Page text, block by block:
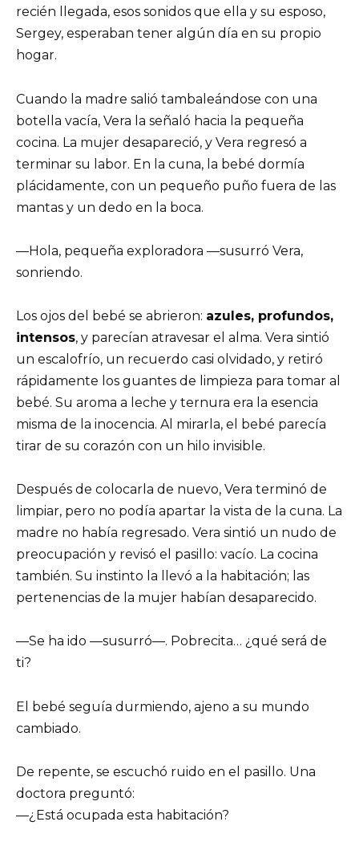
recién llegada, esos sonidos que ella y su esposo,
Sergey, esperaban tener algún día en su propio
hogar.
Cuando la madre salió tambaleándose con una
botella vacía, Vera la señaló hacia la pequeña
cocina. La mujer desapareció, y Vera regresó a
terminar su labor. En la cuna, la bebé dormía
plácidamente, con un pequeño puño fuera de las
mantas y un dedo en la boca.
—Hola, pequeña exploradora —susurró Vera,
sonriendo.
Los ojos del bebé se abrieron: azules, profundos,
intensos, y parecían atravesar el alma. Vera sintió
un escalofrío, un recuerdo casi olvidado, y retiró
rápidamente los guantes de limpieza para tomar al
bebé. Su aroma a leche y ternura era la esencia
misma de la inocencia. Al mirarla, el bebé parecía
tirar de su corazón con un hilo invisible.
Después de colocarla de nuevo, Vera terminó de
limpiar, pero no podía apartar la vista de la cuna. La
madre no había regresado. Vera sintió un nudo de
preocupación y revisó el pasillo: vacío. La cocina
también. Su instinto la llevó a la habitación; las
pertenencias de la mujer habían desaparecido.
—Se ha ido —susurró—. Pobrecita… ¿qué será de
ti?
El bebé seguía durmiendo, ajeno a su mundo
cambiado.
De repente, se escuchó ruido en el pasillo. Una
doctora preguntó:
—¿Está ocupada esta habitación?